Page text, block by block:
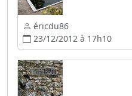
éricdu86
23/12/2012 à 17h10